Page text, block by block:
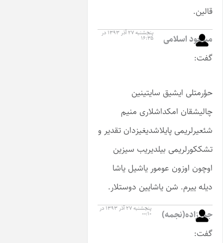
پنجشنبه ۲۷ آذر ۱۳۹۳ در
۱۶:۳۵
سایتینین
امکداشلاری منیم
پایلاشدیغیزدان تقدیر و
بیلدیریب سیزین
عومور یاشیل یاشا
شن یاشایین دوستلار.
پنجشنبه ۲۷ آذر ۱۳۹۳ در
۰۰:۱۰